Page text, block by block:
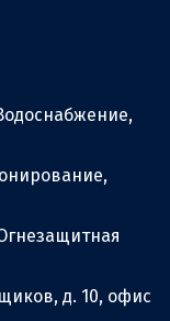
д. 10, офис